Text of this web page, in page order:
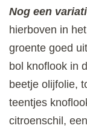
Nog een
hierboven in
groente goed
bol knoflook in
beetje olijfolie,
teentjes
citroenschil,